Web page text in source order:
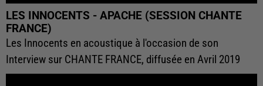
LES INNOCENTS - APACHE (SESSION CHANTE
FRANCE)
Les Innocents en acoustique à l'occasion de son
Interview sur CHANTE FRANCE, diffusée en Avril 2019